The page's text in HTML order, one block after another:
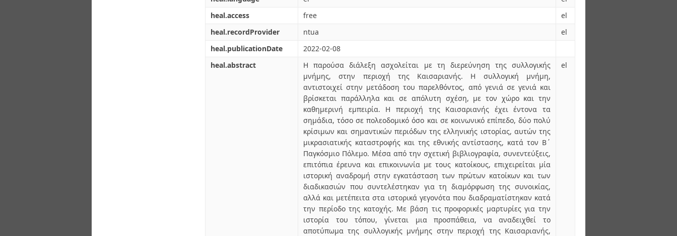
heal.access
free
el
heal.recordProvider
ntua
el
heal.publicationDate
2022-02-08
heal.abstract
Η παρούσα διάλεξη ασχολείται με τη διερεύνηση της συλλογικής
μνήμης, στην περιοχή της Καισαριανής. Η συλλογική μνήμη,
αντιστοιχεί στην μετάδοση του παρελθόντος, από γενιά σε γενιά και
βρίσκεται παράλληλα και σε απόλυτη σχέση, με τον χώρο και την
καθημερινή εμπειρία. Η περιοχή της Καισαριανής έχει έντονα τα
σημάδια, τόσο σε πολεοδομικό όσο και σε κοινωνικό επίπεδο, δύο πολύ
κρίσιμων και σημαντικών περιόδων της ελληνικής ιστορίας, αυτών της
μικρασιατικής καταστροφής και της εθνικής αντίστασης, κατά τον Β΄
Παγκόσμιο Πόλεμο. Μέσα από την σχετική βιβλιογραφία, συνεντεύξεις,
επιτόπια έρευνα και επικοινωνία με τους κατοίκους, επιχειρείται μία
ιστορική αναδρομή στην εγκατάσταση των πρώτων κατοίκων και των
διαδικασιών που συντελέστηκαν για τη διαμόρφωση της συνοικίας,
αλλά και μετέπειτα στα ιστορικά γεγονότα που διαδραματίστηκαν κατά
την περίοδο της κατοχής. Με βάση τις προφορικές μαρτυρίες για την
ιστορία του τόπου, γίνεται μια προσπάθεια, να αναδειχθεί το
αποτύπωμα της συλλογικής μνήμης στην περιοχή της Καισαριανής,
el